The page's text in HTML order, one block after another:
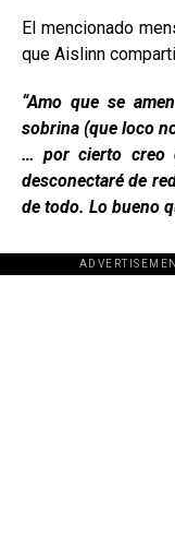
El mencionado
que Aislinn
“Amo que se
sobrina (que loco
… por cierto creo
desconectaré de
de todo. Lo bueno